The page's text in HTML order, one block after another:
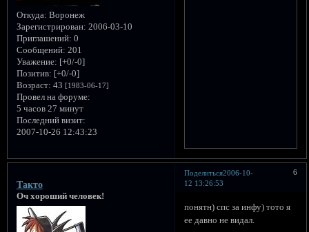
Откуда: Воронеж
Зарегистрирован: 2006-03-10
Приглашений: 0
Сообщений: 201
Уважение: [+0/-0]
Позитив: [+0/-0]
Возраст: 43 [1983-06-17]
Провел на форуме:
5 часов 27 минут
Последний визит:
2007-10-26 12:43:23
Поделиться 6
2006-10-
12 13:26:53
Такто
Оч хороший человек!
понятн) спс за инфу) тото я
ее давно не видал.